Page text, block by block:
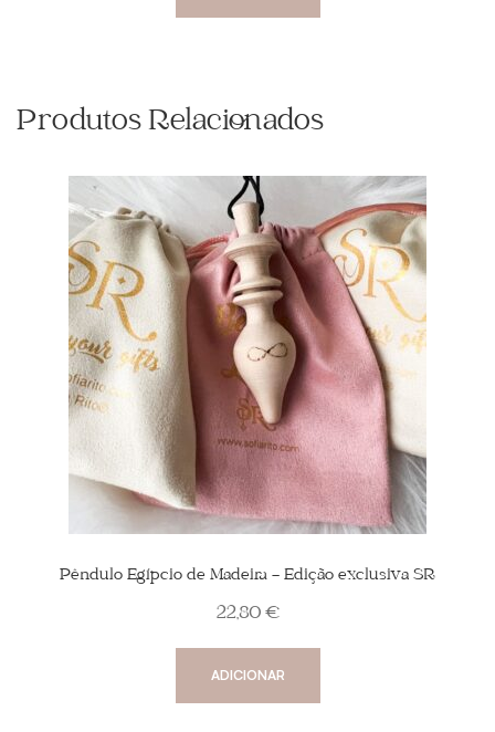
Produtos Relacionados
Pêndulo Egípcio de Madeira – Edição exclusiva SR
22,80 €
ADICIONAR